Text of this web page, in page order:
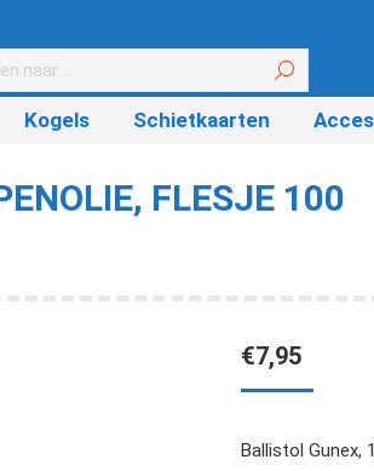
Kogels Schietkaarten
FLESJE 100
€7,95
Ballistol Gunex,